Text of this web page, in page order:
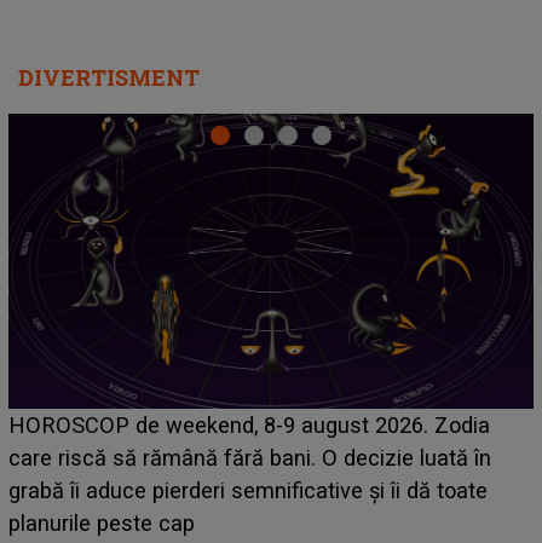
DIVERTISMENT
Emanuel a ținut ACEST DETALIU ASCUNS până
acum! În fața Alexandrei, concurentul din Casa Iubirii
face o MĂRTURISIRE NEAȘTEPTATĂ despre mama
sa: "I-am spus și ei în față, eu nu te iubesc pentru